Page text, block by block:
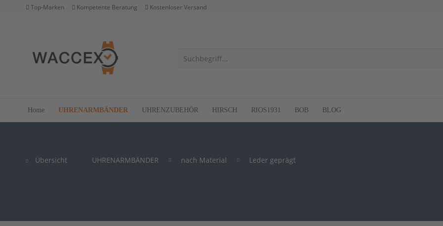
Top-Marken Kompetente Beratung Kostenloser Versand
Home UHRENARMBÄNDER UHRENZUBEHÖR HIRSCH RIOS1931 BOB BLOG
Übersicht UHRENARMBÄNDER nach Material Leder geprägt